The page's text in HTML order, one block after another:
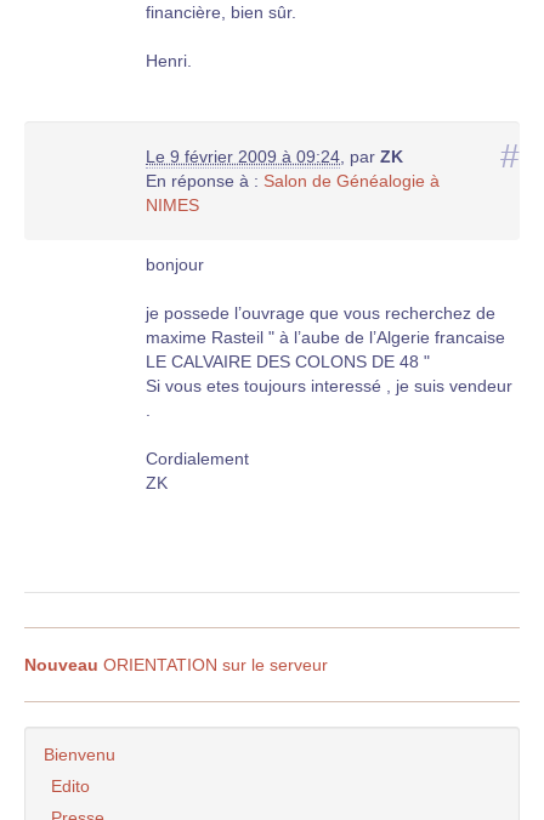
financière, bien sûr.
Henri.
#
Le 9 février 2009 à 09:24, par ZK
En réponse à : Salon de Généalogie à
NIMES
bonjour
je possede l’ouvrage que vous recherchez de
maxime Rasteil " à l’aube de l’Algerie francaise
LE CALVAIRE DES COLONS DE 48 "
Si vous etes toujours interessé , je suis vendeur
.
Cordialement
ZK
Nouveau ORIENTATION sur le serveur
Bienvenu
Edito